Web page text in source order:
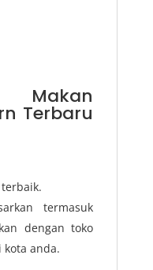
Makan
Terbaru
termasuk
dengan toko
anda.